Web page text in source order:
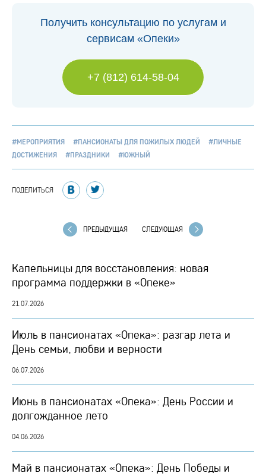
Получить консультацию по услугам и
сервисам «Опеки»
+7 (812) 614-58-04
#МЕРОПРИЯТИЯ #ПАНСИОНАТЫ ДЛЯ ПОЖИЛЫХ ЛЮДЕЙ
#ЛИЧНЫЕ
ДОСТИЖЕНИЯ
#ПРАЗДНИКИ #ЮЖНЫЙ
ПОДЕЛИТЬСЯ
ПРЕДЫДУЩАЯ СЛЕДУЮЩАЯ
Капельницы для восстановления: новая
программа поддержки в «Опеке»
21.07.2026
Июль в пансионатах «Опека»: разгар лета и
День семьи, любви и верности
06.07.2026
Июнь в пансионатах «Опека»: День России и
долгожданное лето
04.06.2026
Май в пансионатах «Опека»: День Победы и